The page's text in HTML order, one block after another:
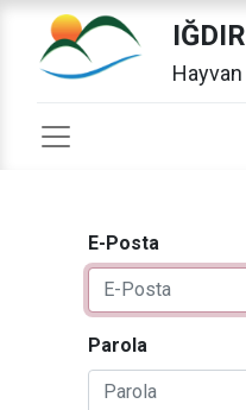
E-Posta
Parola